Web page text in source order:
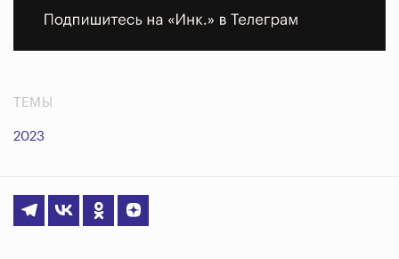
ТЕМЫ
2023